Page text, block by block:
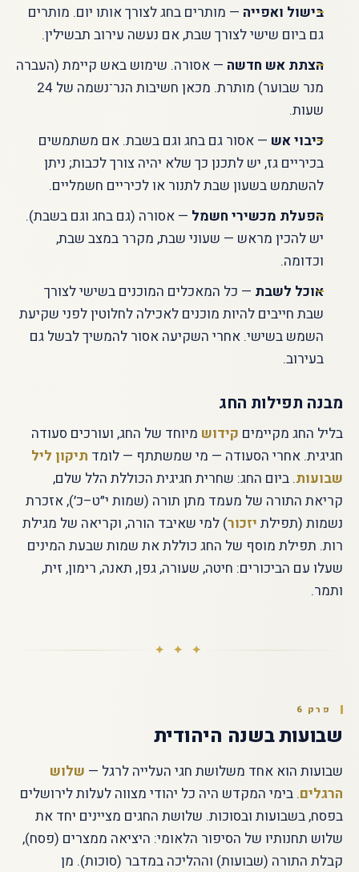
בישול ואפייה — מותרים בחג לצורך אותו יום. מותרים
גם ביום שישי לצורך שבת, אם נעשה עירוב תבשילין.
הצתת אש חדשה — אסורה. שימוש באש קיימת (העברה
מנר שבוער) מותרת. מכאן חשיבות הנר־נשמה של 24
שעות.
כיבוי אש — אסור גם בחג וגם בשבת. אם משתמשים
בכיריים גז, יש לתכנן כך שלא יהיה צורך לכבות; ניתן
להשתמש בשעון שבת לתנור או לכיריים חשמליים.
הפעלת מכשירי חשמל — אסורה (גם בחג וגם בשבת).
יש להכין מראש — שעוני שבת, מקרר במצב שבת,
וכדומה.
אוכל לשבת — כל המאכלים המוכנים בשישי לצורך
שבת חייבים להיות מוכנים לאכילה לחלוטין לפני שקיעת
השמש בשישי. אחרי השקיעה אסור להמשיך לבשל גם
בעירוב.
מבנה תפילות החג
בליל החג מקיימים קידוש מיוחד של החג, ועורכים סעודה
חגיגית. אחרי הסעודה — מי שמשתתף — לומד תיקון ליל
שבועות. ביום החג: שחרית חגיגית הכוללת הלל שלם,
קריאת התורה של מעמד מתן תורה (שמות י״ט–כ׳), אזכרת
נשמות (תפילת יזכור) למי שאיבד הורה, וקריאה של מגילת
רות. תפילת מוסף של החג כוללת את שמות שבעת המינים
שעלו עם הביכורים: חיטה, שעורה, גפן, תאנה, רימון, זית,
ותמר.
✦ ✦ ✦
פרק 6
שבועות בשנה היהודית
שבועות הוא אחד משלושת חגי העלייה לרגל — שלוש
הרגלים. בימי המקדש היה כל יהודי מצווה לעלות לירושלים
בפסח, בשבועות ובסוכות. שלושת החגים מציינים יחד את
שלוש תחנותיו של הסיפור הלאומי: היציאה ממצרים (פסח),
קבלת התורה (שבועות) וההליכה במדבר (סוכות). מן